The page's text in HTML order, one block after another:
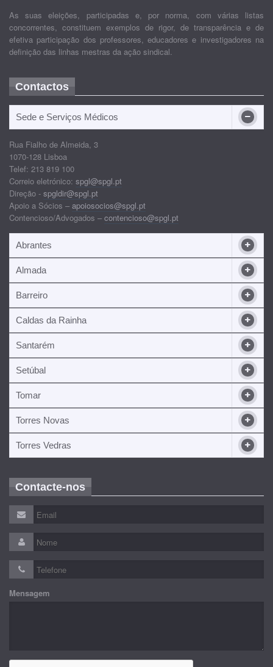
As suas eleições, participadas e, por norma, com várias listas
concorrentes, constituem exemplos de rigor, de transparência e de
efetiva participação dos professores, educadores e investigadores na
definição das linhas mestras da ação sindical.
Contactos
Sede e Serviços Médicos
Rua Fialho de Almeida, 3
1070-128 Lisboa
Telef: 213 819 100
Correio eletrónico: spgl@spgl.pt
Direção - spgldir@spgl.pt
Apoio a Sócios – apoiosocios@spgl.pt
Contencioso/Advogados – contencioso@spgl.pt
Abrantes
Almada
Barreiro
Caldas da Rainha
Santarém
Setúbal
Tomar
Torres Novas
Torres Vedras
Contacte-nos
Mensagem